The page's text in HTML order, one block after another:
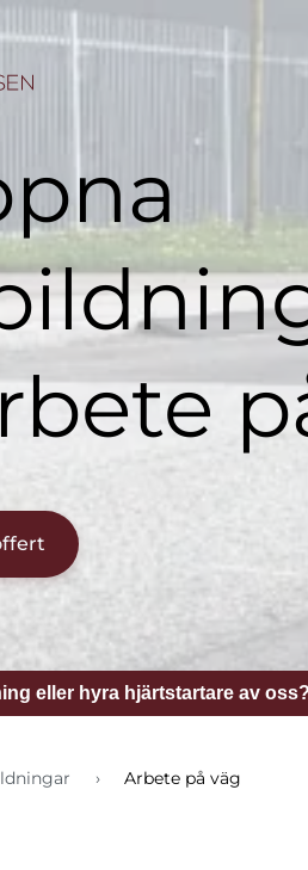
eller hyra hjärtstartare av oss?
› Arbete på väg